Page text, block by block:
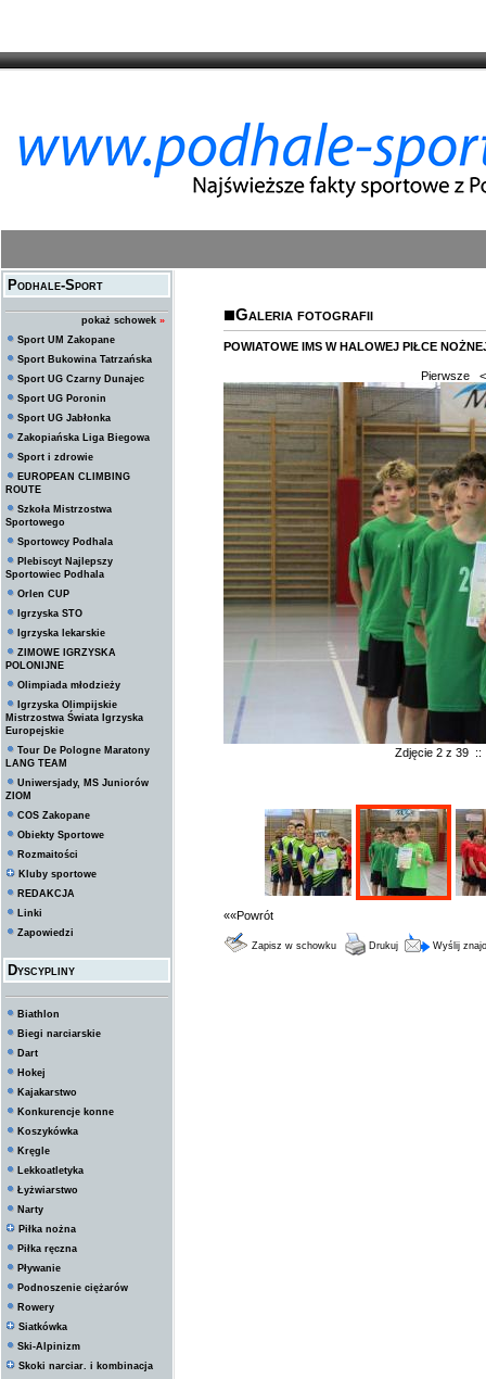
Podhale-Sport
pokaż schowek »
Sport UM Zakopane
Sport Bukowina Tatrzańska
Sport UG Czarny Dunajec
Sport UG Poronin
Sport UG Jabłonka
Zakopiańska Liga Biegowa
Sport i zdrowie
EUROPEAN CLIMBING
ROUTE
Szkoła Mistrzostwa
Sportowego
Sportowcy Podhala
Plebiscyt Najlepszy
Sportowiec Podhala
Orlen CUP
Igrzyska STO
Igrzyska lekarskie
ZIMOWE IGRZYSKA
POLONIJNE
Olimpiada młodzieży
Igrzyska Olimpijskie
Mistrzostwa Świata Igrzyska
Europejskie
Tour De Pologne Maratony
LANG TEAM
Uniwersjady, MS Juniorów
ZIOM
COS Zakopane
Obiekty Sportowe
Rozmaitości
Kluby sportowe
REDAKCJA
Linki
Zapowiedzi
Dyscypliny
Biathlon
Biegi narciarskie
Dart
Hokej
Kajakarstwo
Konkurencje konne
Koszykówka
Kręgle
Lekkoatletyka
Łyżwiarstwo
Narty
Piłka nożna
Piłka ręczna
Pływanie
Podnoszenie ciężarów
Rowery
Siatkówka
Ski-Alpinizm
Skoki narciar. i kombinacja
Galeria fotografii
POWIATOWE IMS W HALOWEJ PIŁCE
Pierwsze
Zdjęcie 2 z 39 ::
««Powrót
Zapisz w schowku Drukuj Wyślij